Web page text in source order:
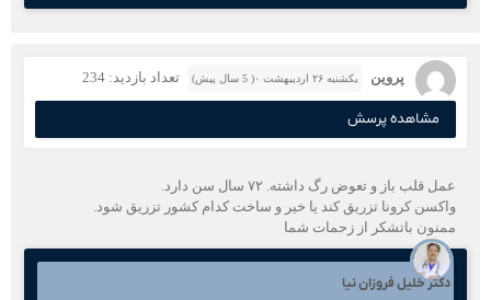
پروین یکشنبه ۲۶ اردیبهشت ۰( 5 سال پیش) تعداد بازدید: 234
مشاهده پرسش
عمل قلب باز و تعوض رگ داشته. ۷۲ سال سن دارد.
واکسن کرونا تزریق کند یا خیر و ساخت کدام کشور تزریق شود.
ممنون باتشکر از زحمات شما
دکتر خلیل فروزان نیا